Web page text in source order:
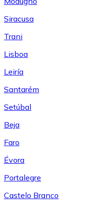
Siracusa
Trani
Lisboa
Leiría
Santarém
Setúbal
Beja
Faro
Évora
Portalegre
Castelo Branco